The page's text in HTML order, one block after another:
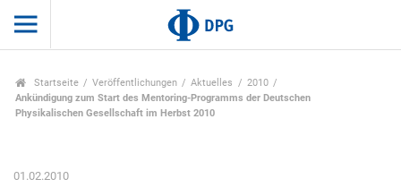
Startseite Veröffentlichungen Aktuelles
2010
Ankündigung zum Start des Mentoring-Programms der Deutschen
Physikalischen Gesellschaft im Herbst 2010
01.02.2010